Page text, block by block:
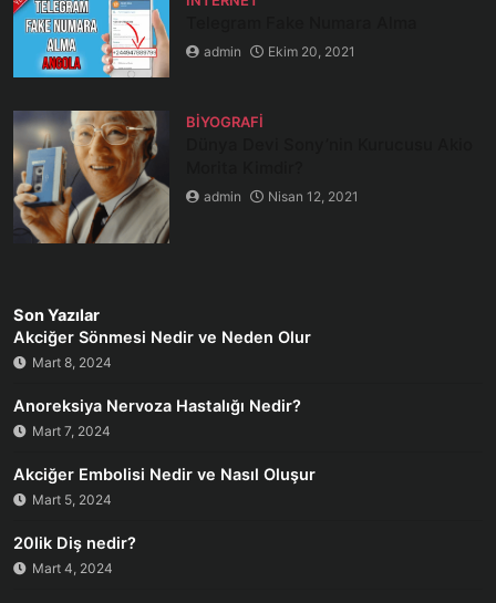
admin Ekim 20, 2021
BIYOGRAFI
admin Nisan 12, 2021
Son Yazılar
Akciğer Sönmesi Nedir ve Neden Olur
Mart 8, 2024
Anoreksiya Nervoza Hastalığı Nedir?
Mart 7, 2024
Akciğer Embolisi Nedir ve Nasıl Oluşur
Mart 5, 2024
20lik Diş nedir?
Mart 4, 2024